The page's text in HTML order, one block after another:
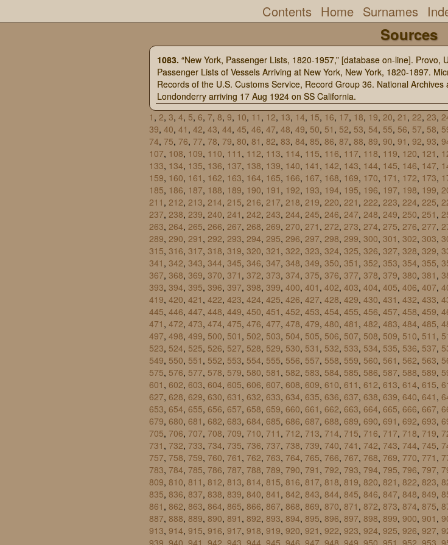
Contents Home Surnames
Sources
1083. “New York, Passenger Lists, 1820-1957,” [database on-line]. Provo,
Passenger Lists of Vessels Arriving at New York, New York, 1820-1897.
Records of the U.S. Customs Service, Record Group 36. National
Londonderry arriving 17 Aug 1924 on SS California.
1 , 2, 3, 4, 5, 6, 7, 8, 9, 10, 11 , 12, 13, 14, 15, 16, 17, 18, 19, 20, 21 , 22, 23,
39, 40, 41 , 42, 43, 44, 45, 46, 47, 48, 49, 50, 51 , 52, 53, 54, 55, 56, 57, 58,
74, 75, 76, 77, 78, 79, 80, 81 , 82, 83, 84, 85, 86, 87, 88, 89, 90, 91 , 92, 93,
107, 108, 109, 110, 111 , 112, 113, 114, 115, 116, 117, 118, 119, 120, 121 ,
133, 134, 135, 136, 137, 138, 139, 140, 141 , 142, 143, 144, 145, 146, 147,
159, 160, 161 , 162, 163, 164, 165, 166, 167, 168, 169, 170, 171 , 172, 173,
185, 186, 187, 188, 189, 190, 191 , 192, 193, 194, 195, 196, 197, 198, 199,
211 , 212, 213, 214, 215, 216, 217, 218, 219, 220, 221 , 222, 223, 224, 225,
237, 238, 239, 240, 241 , 242, 243, 244, 245, 246, 247, 248, 249, 250, 251 ,
263, 264, 265, 266, 267, 268, 269, 270, 271 , 272, 273, 274, 275, 276, 277,
289, 290, 291 , 292, 293, 294, 295, 296, 297, 298, 299, 300, 301 , 302, 303,
315, 316, 317, 318, 319, 320, 321 , 322, 323, 324, 325, 326, 327, 328, 329,
341 , 342, 343, 344, 345, 346, 347, 348, 349, 350, 351 , 352, 353, 354, 355,
367, 368, 369, 370, 371 , 372, 373, 374, 375, 376, 377, 378, 379, 380, 381 ,
393, 394, 395, 396, 397, 398, 399, 400, 401 , 402, 403, 404, 405, 406, 407,
419, 420, 421 , 422, 423, 424, 425, 426, 427, 428, 429, 430, 431 , 432, 433,
445, 446, 447, 448, 449, 450, 451 , 452, 453, 454, 455, 456, 457, 458, 459,
471 , 472, 473, 474, 475, 476, 477, 478, 479, 480, 481 , 482, 483, 484, 485,
497, 498, 499, 500, 501 , 502, 503, 504, 505, 506, 507, 508, 509, 510, 511 ,
523, 524, 525, 526, 527, 528, 529, 530, 531 , 532, 533, 534, 535, 536, 537,
549, 550, 551 , 552, 553, 554, 555, 556, 557, 558, 559, 560, 561 , 562, 563,
575, 576, 577, 578, 579, 580, 581 , 582, 583, 584, 585, 586, 587, 588, 589,
601 , 602, 603, 604, 605, 606, 607, 608, 609, 610, 611 , 612, 613, 614, 615,
627, 628, 629, 630, 631 , 632, 633, 634, 635, 636, 637, 638, 639, 640, 641 ,
653, 654, 655, 656, 657, 658, 659, 660, 661 , 662, 663, 664, 665, 666, 667,
679, 680, 681 , 682, 683, 684, 685, 686, 687, 688, 689, 690, 691 , 692, 693,
705, 706, 707, 708, 709, 710, 711 , 712, 713, 714, 715, 716, 717, 718, 719,
731 , 732, 733, 734, 735, 736, 737, 738, 739, 740, 741 , 742, 743, 744, 745,
757, 758, 759, 760, 761 , 762, 763, 764, 765, 766, 767, 768, 769, 770, 771 ,
783, 784, 785, 786, 787, 788, 789, 790, 791 , 792, 793, 794, 795, 796, 797,
809, 810, 811 , 812, 813, 814, 815, 816, 817, 818, 819, 820, 821 , 822, 823,
835, 836, 837, 838, 839, 840, 841 , 842, 843, 844, 845, 846, 847, 848, 849,
861 , 862, 863, 864, 865, 866, 867, 868, 869, 870, 871 , 872, 873, 874, 875,
887, 888, 889, 890, 891 , 892, 893, 894, 895, 896, 897, 898, 899, 900, 901 ,
913, 914, 915, 916, 917, 918, 919, 920, 921 , 922, 923, 924, 925, 926, 927,
939 940 941 942 943 944 945 946 947 948 949 950 951 952 953